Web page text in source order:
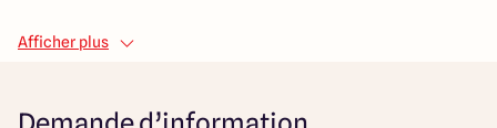
La maison, d'une surface habitable de 85 m² dispose de 3
chambres et d'une pièce de vie conviviale de 35 m² où
votre véhicule.
Afficher plus